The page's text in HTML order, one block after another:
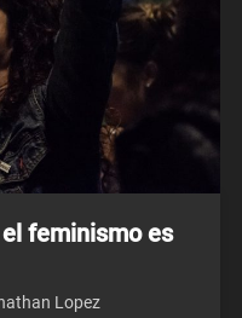
feminismo es
Lopez